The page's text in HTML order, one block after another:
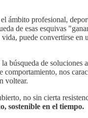
ámbito profesional,
de esas esquivas
puede convertirse
de
nos
voltear.
no sin cierta
sostenible en el tiempo.